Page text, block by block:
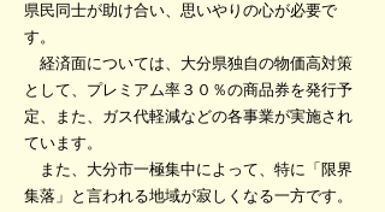
県民同士が助け合い、思いやりの心が必要で
す。
経済面については、大分県独自の物価高対策
として、プレミアム率３０％の商品券を発行予
定、また、ガス代軽減などの各事業が実施され
ています。
また、大分市一極集中によって、特に「限界
集落」と言われる地域が寂しくなる一方です。